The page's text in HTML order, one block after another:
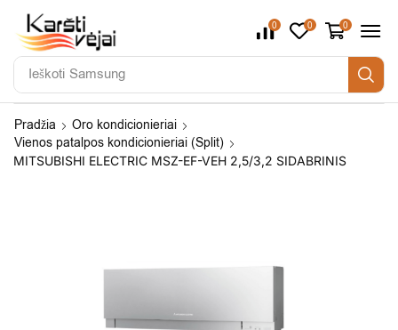
Ieškoti Samsung
0 0 0
Pradžia
Oro kondicionieriai
Vienos patalpos kondicionieriai (Split)
MITSUBISHI ELECTRIC MSZ-EF-VEH 2,5/3,2 SIDABRINIS